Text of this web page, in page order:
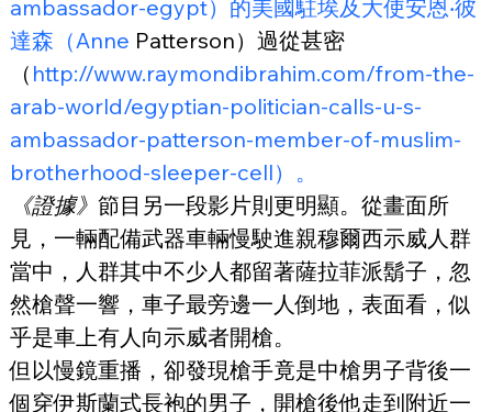
ambassador-egypt）的美國駐埃及大使安恩‧彼
達森（Anne Patterson）過從甚密
（ http://www.raymondibrahim.com/from-the-
arab-world/egyptian-politician-calls-u-s-
ambassador-patterson-member-of-muslim-
brotherhood-sleeper-cell）。
《證據》 節目另一段影片則更明顯。從畫面所
見，一輛配備武器車輛慢駛進親穆爾西示威人群
當中，人群其中不少人都留著薩拉菲派鬍子，忽
然槍聲一響，車子最旁邊一人倒地，表面看，似
乎是車上有人向示威者開槍。
但以慢鏡重播，卻發現槍手竟是中槍男子背後一
個穿伊斯蘭式長袍的男子，開槍後他走到附近一